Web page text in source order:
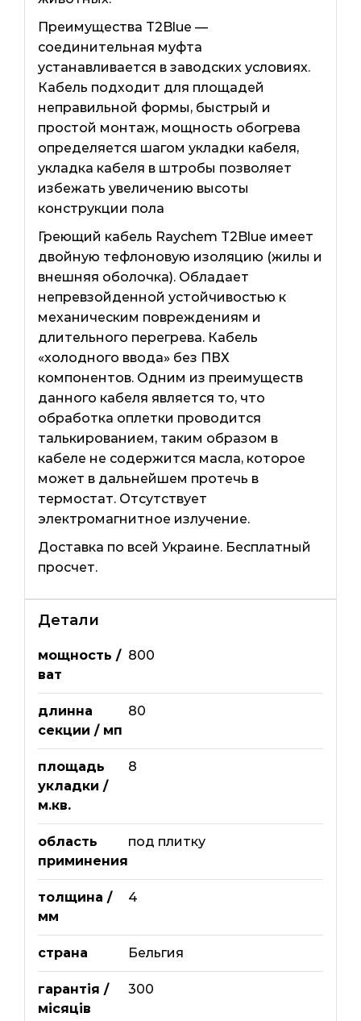
Преимущества T2Blue —
соединительная муфта
устанавливается в заводских условиях.
Кабель подходит для площадей
неправильной формы, быстрый и
простой монтаж, мощность обогрева
определяется шагом укладки кабеля,
укладка кабеля в штробы позволяет
избежать увеличению высоты
конструкции пола
Греющий кабель Raychem T2Blue имеет
двойную тефлоновую изоляцию (жилы и
внешняя оболочка). Обладает
непревзойденной устойчивостью к
механическим повреждениям и
длительного перегрева. Кабель
«холодного ввода» без ПВХ
компонентов. Одним из преимуществ
данного кабеля является то, что
обработка оплетки проводится
талькированием, таким образом в
кабеле не содержится масла, которое
может в дальнейшем протечь в
термостат. Отсутствует
электромагнитное излучение.
Доставка по всей Украине. Бесплатный
просчет.
Детали
мощность /
ват
800
длинна
секции / мп
80
площадь
укладки /
м.кв.
8
область
приминения
под плитку
толщина /
мм
4
страна Бельгия
гарантія /
місяців
300